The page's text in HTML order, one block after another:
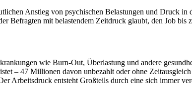
Anstieg von psychischen Belastungen und Druck
mit belastendem Zeitdruck glaubt, den Job bis
wie Burn-Out, Überlastung und andere
– 47 Millionen davon unbezahlt oder ohne
Arbeitsdruck entsteht Großteils durch eine sich immer